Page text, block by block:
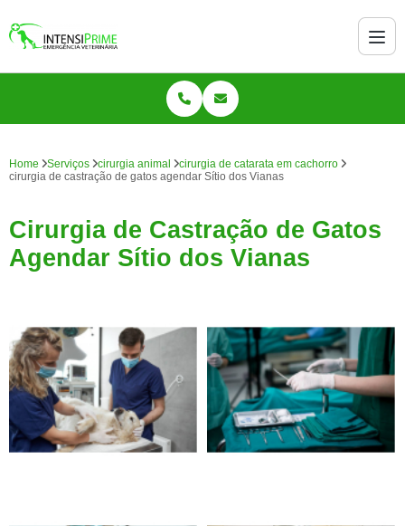
Home Serviços cirurgia animal
cirurgia de catarata em cachorro
cirurgia de castração de gatos agendar Sítio dos Vianas
Cirurgia de Castração de Gatos
Agendar Sítio dos Vianas